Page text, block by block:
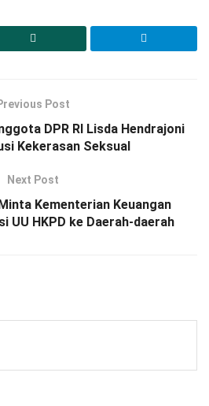
Post
DPR RI Lisda Hendrajoni
Kekerasan Seksual
Next Post
Kementerian Keuangan
UU HKPD ke Daerah-daerah